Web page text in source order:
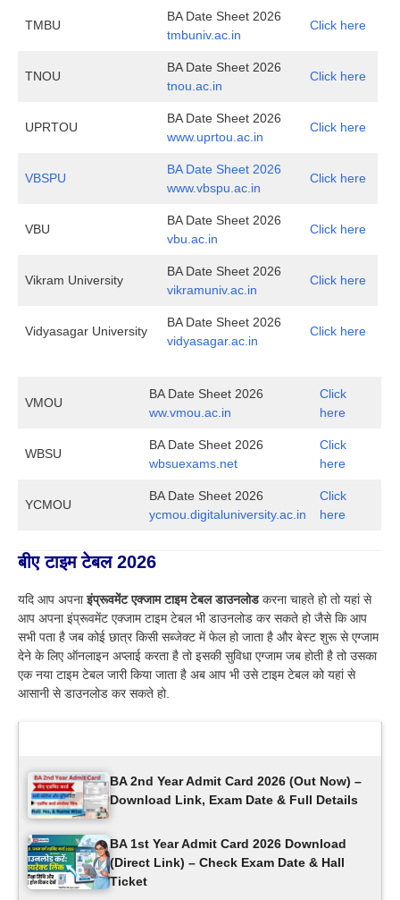
TMBU
BA Date Sheet 2026
tmbuniv.ac.in
Click here
TNOU
BA Date Sheet 2026
tnou.ac.in
Click here
UPRTOU
BA Date Sheet 2026
www.uprtou.ac.in
Click here
VBSPU
BA Date Sheet 2026
www.vbspu.ac.in
Click here
VBU
BA Date Sheet 2026
vbu.ac.in
Click here
Vikram University
BA Date Sheet 2026
vikramuniv.ac.in
Click here
Vidyasagar University
BA Date Sheet 2026
vidyasagar.ac.in
Click here
VMOU
BA Date Sheet 2026
ww.vmou.ac.in
Click
here
WBSU
BA Date Sheet 2026
wbsuexams.net
Click
here
YCMOU
BA Date Sheet 2026
ycmou.digitaluniversity.ac.in
Click
here
बीएटाइम टेबल 2026
यदि आप अपनाइंप्रूवमेंट एक्जाम टाइम टेबल डाउनलोडकरना चाहते हो तो यहां से
आप अपना इंप्रूवमेंट एक्जाम टाइम टेबल भी डाउनलोड कर सकते हो जैसे कि आप
सभी पता है जब कोई छात्र किसी सब्जेक्ट में फेल हो जाता है और बेस्ट शुरू से एग्जाम
देने के लिए ऑनलाइन अप्लाई करता है तो इसकी सुविधा एग्जाम जब होती है तो उसका
एक नया टाइम टेबल जारी किया जाता है अब आप भी उसे टाइम टेबल को यहां से
आसानी से डाउनलोड कर सकते हो.
BA 2nd Year Admit Card 2026 (Out Now) –
Download Link, Exam Date & Full Details
BA 1st Year Admit Card 2026 Download
(Direct Link) – Check Exam Date & Hall
Ticket